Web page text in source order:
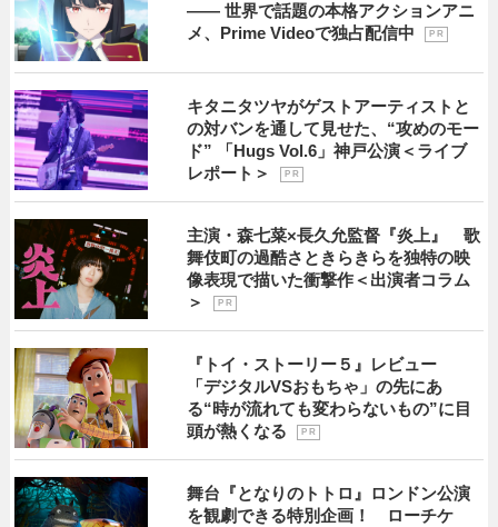
―― 世界で話題の本格アクションアニ
メ、Prime Videoで独占配信中
P R
キタニタツヤがゲストアーティストと
の対バンを通して見せた、“攻めのモー
ド” 「Hugs Vol.6」神戸公演＜ライブ
レポート＞
P R
主演・森七菜×長久允監督『炎上』 歌
舞伎町の過酷さときらきらを独特の映
像表現で描いた衝撃作＜出演者コラム
＞
P R
『トイ・ストーリー５』レビュー
「デジタルVSおもちゃ」の先にあ
る“時が流れても変わらないもの”に目
頭が熱くなる
P R
舞台『となりのトトロ』ロンドン公演
を観劇できる特別企画！ ローチケ